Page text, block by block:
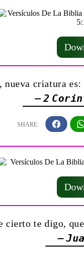
criatura
— 2
cierto te digo,
—